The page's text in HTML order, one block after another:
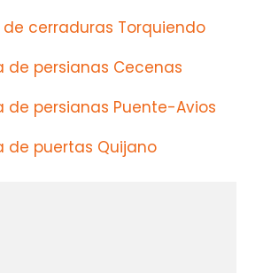
cerraduras Torquiendo
de persianas Cecenas
de persianas Puente-Avios
de puertas Quijano